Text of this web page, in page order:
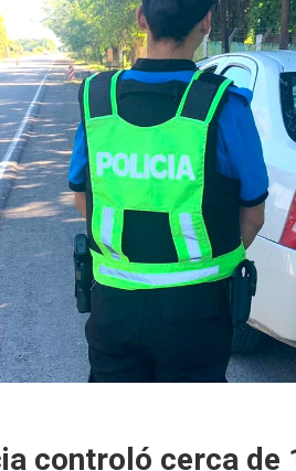
controló cerca de